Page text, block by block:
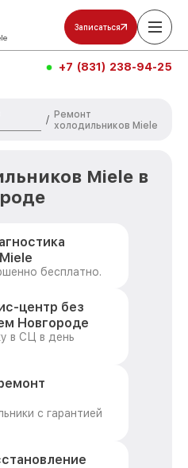
Записаться
+7 (831) 238-94-25
/ Ремонт
холодильников Miele
Miele в
бесплатно.
центр без
Новгороде
в СЦ в день
с гарантией